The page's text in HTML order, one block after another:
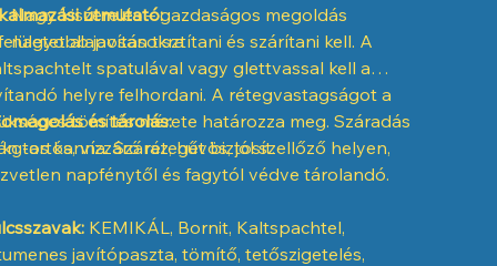
Nagy kiszerelés – gazdaságos megoldás
nagyobb javításokra
útmutató:
alaposan tisztítani és szárítani kell. A
spatulával vagy glettvassal kell a
helyre felhordani. A rétegvastagságot a
tömítés mérete határozza meg. Száradás
tartós, vízzáró réteget biztosít.
és tárolás:
kg-os kanna. Száraz, hűvös, jól szellőző helyen,
napfénytől és fagytól védve tárolandó.
KEMIKÁL, Bornit, Kaltspachtel,
javítópaszta, tömítő, tetőszigetelés,